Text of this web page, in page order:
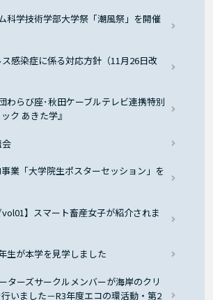
科学技術学部大学祭「潮風祭」を開催
感染症に係る対応方針（11月26日改
わらび座･秋田ケーブルテレビ連携特別
ク あきた学』
業「大学院生ポスターセッション」を
vol01】スマート畜産女子が紹介されま
生が本学を見学しました
ターズサークルメンバーが海岸のクリ
いました－R3年度エコの環活動・第2